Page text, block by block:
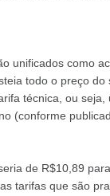
unificados como
todo o preço do
técnica, ou seja,
(conforme
de R$10,89
tarifas que são